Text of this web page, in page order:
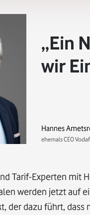
Ein
wir
Hannes
ehemals CEO
Tarif-Experten mit
werden jetzt auf
der dazu führt,